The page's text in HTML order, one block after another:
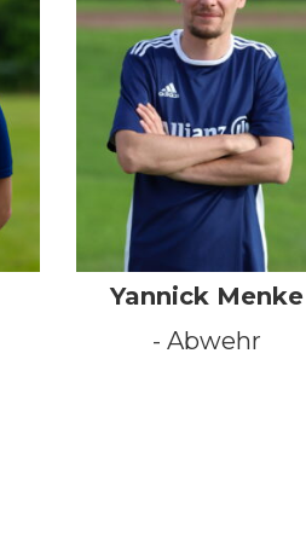
Yannick Menke
- Abwehr